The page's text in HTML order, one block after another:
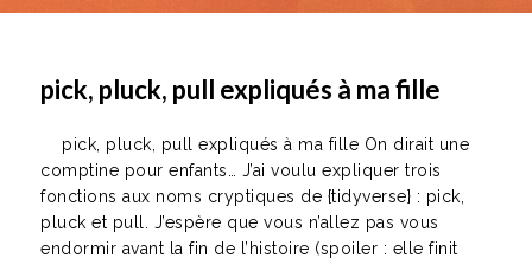
pick, pluck, pull expliqués à ma fille
pick, pluck, pull expliqués à ma fille On dirait une
comptine pour enfants… J’ai voulu expliquer trois
fonctions aux noms cryptiques de {tidyverse} : pick,
pluck et pull. J’espère que vous n’allez pas vous
endormir avant la fin de l’histoire (spoiler : elle finit